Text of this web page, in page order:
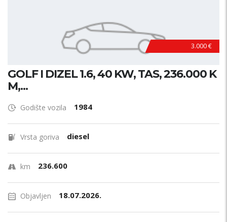
3.000 €
GOLF I DIZEL 1.6, 40 KW, TAS, 236.000 K
M,...
Godište vozila 1984
Vrsta goriva diesel
km 236.600
Objavljen 18.07.2026.